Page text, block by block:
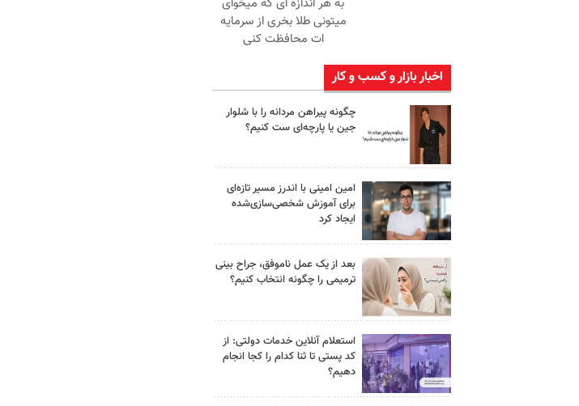
میتونی طلا بخری از سرمایه
ات محافظت کنی
اخبار بازار و کسب و کار
چگونه پیراهن مردانه را با شلوار
جین یا پارچه‌ای ست کنیم؟
امین امینی با اندرز مسیر تازه‌ای
برای آموزش شخصی‌سازی‌شده
ایجاد کرد
بعد از یک عمل ناموفق، جراح بینی
ترمیمی را چگونه انتخاب کنیم؟
استعلام آنلاین خدمات دولتی: از
کد پستی تا ثنا کدام را کجا انجام
دهیم؟